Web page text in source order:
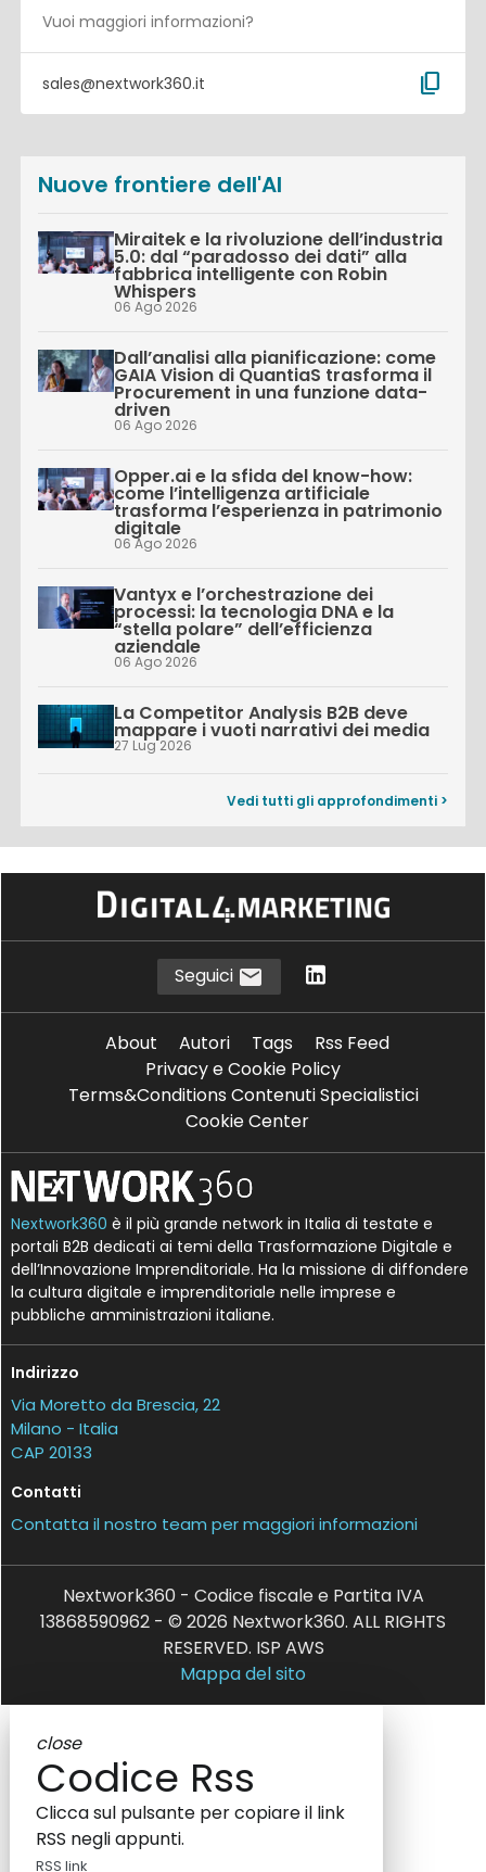
Vuoi maggiori informazioni?
sales@nextwork360.it content_copy
Nuove frontiere dell'AI
Miraitek e la rivoluzione dell’industria
5.0: dal “paradosso dei dati” alla
fabbrica intelligente con Robin
Whispers
06 Ago 2026
Dall’analisi alla pianificazione: come
GAIA Vision di QuantiaS trasforma il
Procurement in una funzione data-
driven
06 Ago 2026
Opper.ai e la sfida del know-how:
come l’intelligenza artificiale
trasforma l’esperienza in patrimonio
digitale
06 Ago 2026
Vantyx e l’orchestrazione dei
processi: la tecnologia DNA e la
“stella polare” dell’efficienza
aziendale
06 Ago 2026
La Competitor Analysis B2B deve
mappare i vuoti narrativi dei media
27 Lug 2026
Vedi tutti gli approfondimenti >
Seguici
About Autori Tags
Rss Feed
Privacy e Cookie Policy
Terms&Conditions Contenuti Specialistici
Cookie Center
Nextwork360 è il più grande network in Italia di testate e
portali B2B dedicati ai temi della Trasformazione Digitale e
dell’Innovazione Imprenditoriale. Ha la missione di diffondere
la cultura digitale e imprenditoriale nelle imprese e
pubbliche amministrazioni italiane.
Indirizzo
Via Moretto da Brescia, 22
Milano - Italia
CAP 20133
Contatti
Contatta il nostro team per maggiori informazioni
Nextwork360 - Codice fiscale e Partita IVA
13868590962 - © 2026 Nextwork360. ALL RIGHTS
RESERVED. ISP AWS
Mappa del sito
close
Codice Rss
Clicca sul pulsante per copiare il link
RSS negli appunti.
RSS link